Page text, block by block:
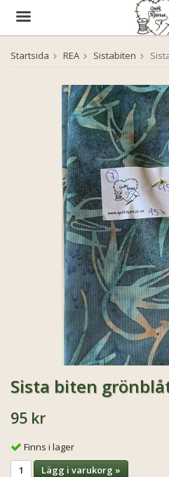
Produkten har blivit
Startsida REA Sistabiten
Sista biten
95 kr
Finns i lager
Lägg i varukorg »